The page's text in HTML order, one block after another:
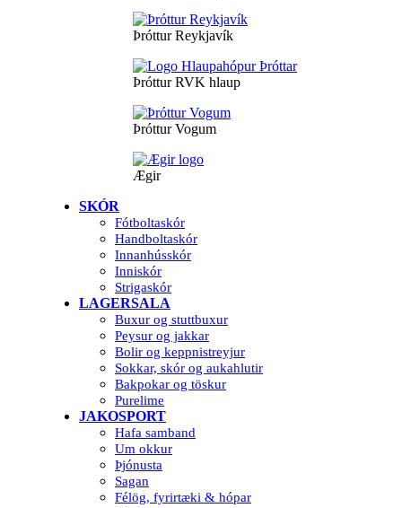
Þróttur Reykjavík
Þróttur RVK hlaup
Þróttur Vogum
Ægir
SKÓR
Fótboltaskór
Handboltaskór
Innanhússkór
Inniskór
Strigaskór
LAGERSALA
Buxur og stuttbuxur
Peysur og jakkar
Bolir og keppnistreyjur
Sokkar, skór og aukahlutir
Bakpokar og töskur
Purelime
JAKOSPORT
Hafa samband
Um okkur
Þjónusta
Sagan
Félög, fyrirtæki & hópar